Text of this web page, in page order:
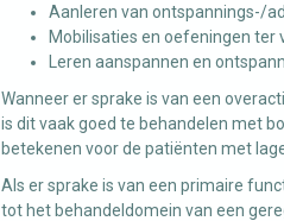
Aanleren van ontspannings-/
Mobilisaties en oefeningen ter
Leren aanspannen en
Wanneer er sprake is van een
is dit vaak goed te behandelen met
betekenen voor de patiënten met
Als er sprake is van een primaire
tot het behandeldomein van een